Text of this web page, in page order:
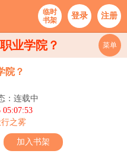
临时
书架
登录 注册
业学院？ 菜单
院？
：连载中
05:07:53
之雾
加入书架